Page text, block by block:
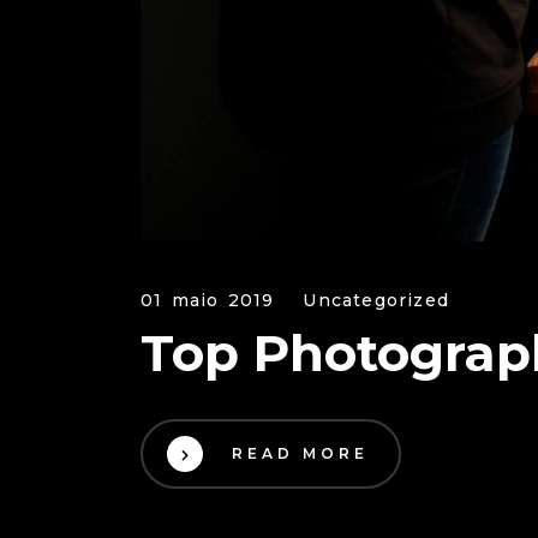
01 maio 2019 Uncategorized
Top
READ MORE